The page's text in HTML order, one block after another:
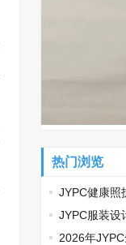
热门浏览
JYPC健康照
JYPC服装设
2026年